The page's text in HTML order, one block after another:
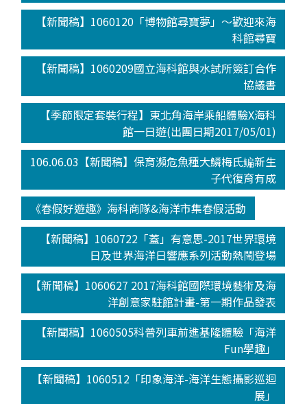
【新聞稿】1060120「博物館尋寶夢」～歡迎來海
科館尋寶
【新聞稿】1060209國立海科館與水試所簽訂合作
協議書
【季節限定套裝行程】東北角海岸乘船體驗X海科
館一日遊(出團日期2017/05/01)
106.06.03【新聞稿】保育瀕危魚種大鱗梅氏鳊新生
子代復育有成
《春假好遊趣》海科商隊&海洋市集春假活動
【新聞稿】1060722「蓋」有意思-2017世界環境
日及世界海洋日響應系列活動熱鬧登場
【新聞稿】1060627 2017海科館國際環境藝術及海
洋創意家駐館計畫-第一期作品發表
【新聞稿】1060505科普列車前進基隆體驗「海洋
Fun學趣」
【新聞稿】1060512「印象海洋-海洋生態攝影巡迴
展」